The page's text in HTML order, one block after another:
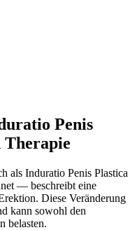
Penis
Therapie
als Induratio Penis Plastica
— beschreibt eine
Diese Veränderung
kann sowohl den
belasten.